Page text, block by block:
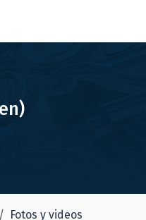
Fotos y videos